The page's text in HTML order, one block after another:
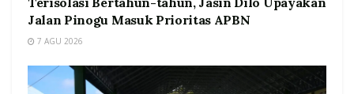
Jalan Pinogu Masuk Prioritas APBN
7 AGU 2026